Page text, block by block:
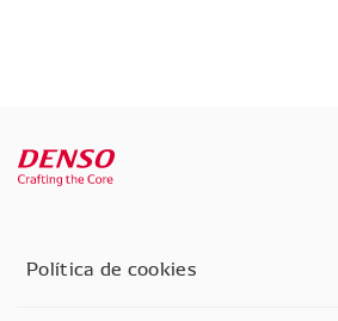
Política de cookies